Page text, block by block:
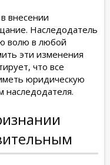
внесении
Наследодатель
волю в любой
эти изменения
что все
юридическую
наследодателя.